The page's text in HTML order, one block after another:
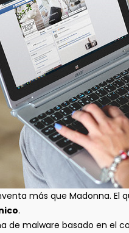
más que Madonna.
.
de malware basado en el